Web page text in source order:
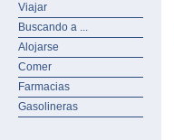
Viajar
Buscando a ...
Alojarse
Comer
Farmacias
Gasolineras